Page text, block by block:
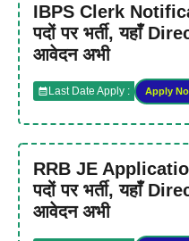
IBPS Clerk
पदों पर भर्ती, यहाँ
आवेदन अभी
Last Date Apply : Apply
RRB JE
पदों पर भर्ती, यहाँ
आवेदन अभी